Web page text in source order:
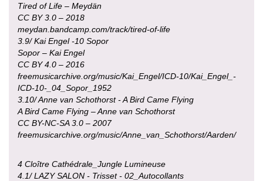
Tired of Life – Meydän
CC BY 3.0 – 2018
meydan.bandcamp.com/track/tired-of-life
3.9/ Kai Engel -10 Sopor
Sopor – Kai Engel
CC BY 4.0 – 2016
freemusicarchive.org/music/Kai_Engel/ICD-10/Kai_Engel_-
ICD-10-_04_Sopor_1952
3.10/ Anne van Schothorst - A Bird Came Flying
A Bird Came Flying – Anne van Schothorst
CC BY-NC-SA 3.0 – 2007
freemusicarchive.org/music/Anne_van_Schothorst/Aarden/
4 Cloître Cathédrale_Jungle Lumineuse
4.1/ LAZY SALON - Trisset - 02_Autocollants